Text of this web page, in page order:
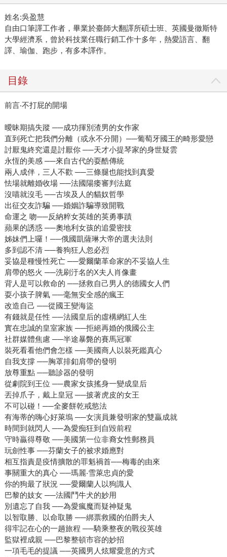
姓名:吳盈慧
自由口筆譯工作者，畢業於臺師大翻譯所碩士班、英國曼徹斯特
大學經濟系，曾於科技業任職行銷工作十多年，熱愛語言、翻
譯、瑜伽、跑步，有多本譯作。
目錄
前言‧不打屁的開場
曖昧期搞失蹤 ──成功揮別渣男的女作家
直到死亡把我們分離（或永不分開）──葡萄牙國王的畸形愛戀
討厭鬼終究還是討厭你 ──天才小提琴家的身世疑雲
永恆的美感 ──來自古代的耍酷傳統
兩人成伴，三人不歡 ──三條腿也能找到真愛
怯場就離婚收場 ──法國陽痿審判法庭
沒喵就沒毛 ──古埃及人的貓奴哲學
出征交友詐騙 ──婚姻詐騙導致開戰
命運之 吻──反納粹女英雄的英勇事蹟
蘋果的誘惑 ──奧地利女孩的追愛密技
姊妹們上囉！──俄國凱薩琳大帝的選夫法則
多到認不清 ──養狗狂人忽必烈
妥協是種慢性死亡 ──愛爾蘭革命家的不妥協人生
肩帶的怒火 ──洗刷汙名的X夫人肖像畫
背人是可以救命的 ──拯救自己男人的德國女人們
耍小孩子脾氣 ──毫無安全感的瘋王
改造自己 ──從國王變海盜
有錢就是任性 ──法國皇后的虛構網紅人生
實在忠誠的皇室家族 ──拒絕再婚的俄國公主
社群媒體焦慮 ──半途暴斃的賽馬冠軍
裝死看看他們會怎樣 ──美國商人以裝死鑑真心
自我支撐 ──胸罩排釦肩帶的發明
放尊重點 ──聽診器的發明
從劇院到王位 ──農家女孩搖身一變成皇后
丟掉爪子，戴上皇冠 ──披著虎皮的女王
不可以碰！──全麥餅乾戒慾法
有海蒂的嗨心好萊塢 ──女演員兼發明家的雙贏成就
時間到就閃人 ──為愛痴狂到自毀前程
守時贏得尊敬 ──美國第一位非裔女性郵務員
玩劍性事 ──芬蘭女子的被求婚應對
相互指責是疫情擴散的罪魁禍首──梅毒的由來
事關重大的真心 ──瑪麗‧雪萊忠貞的愛
你的狗最了狀況 ──愛爾蘭人以狗識人
巴黎的妓女 ──法國鬥牛犬的妙用
別遺忘了自我 ──為愛瘋魔而疑神疑鬼
以智取勝、以命取勝 ──綁票救國的伯爵夫人
得牢記在心的一趟旅程 ──騎乘整夜的戰役英雄
監獄裡成親 ──巴黎整頓市容的妙招
一項毛毛的提議 ──英國男人炫耀愛意的方式